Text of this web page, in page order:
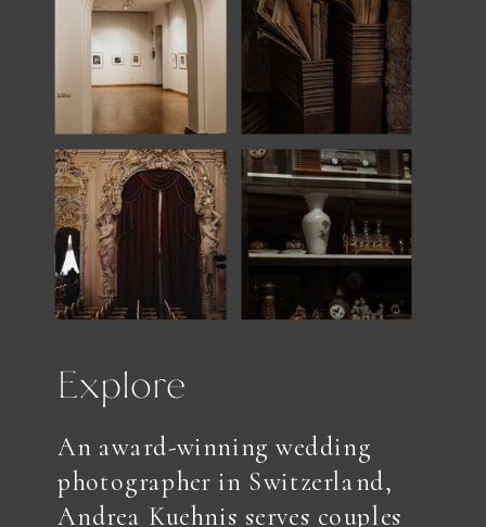
Explore
An award-winning wedding
photographer in Switzerland,
Andrea Kuehnis serves couples